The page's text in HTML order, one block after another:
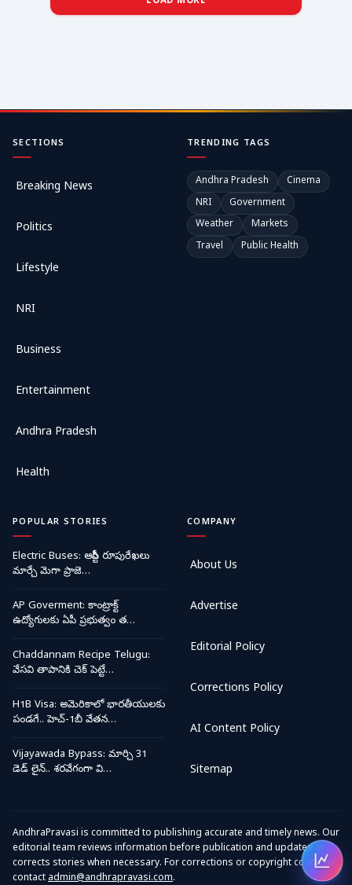
SECTIONS
Breaking News
Politics
Lifestyle
NRI
Business
Entertainment
Andhra Pradesh
Health
TRENDING TAGS
Andhra Pradesh
Cinema
NRI
Government
Weather
Markets
Travel
Public Health
POPULAR STORIES
Electric Buses: ఆర్టీసీ రూపురేఖలు
మార్చే మెగా ప్రాజె…
AP Goverment: కాంట్రాక్ట్
ఉద్యోగులకు ఏపీ ప్రభుత్వం త…
Chaddannam Recipe Telugu:
వేసవి తాపానికి చెక్ పెట్టే…
H1B Visa: అమెరికాలో భారతీయులకు
పండగే.. హెచ్-1బీ వేతన…
Vijayawada Bypass: మార్చి 31
డెడ్ లైన్.. శరవేగంగా వి…
COMPANY
About Us
Advertise
Editorial Policy
Corrections Policy
AI Content Policy
Sitemap
AndhraPravasi is committed to publishing accurate and timely news. Our
editorial team reviews information before publication and updates or
corrects stories when necessary. For corrections or copyright concerns,
contactadmin@andhrapravasi.com.